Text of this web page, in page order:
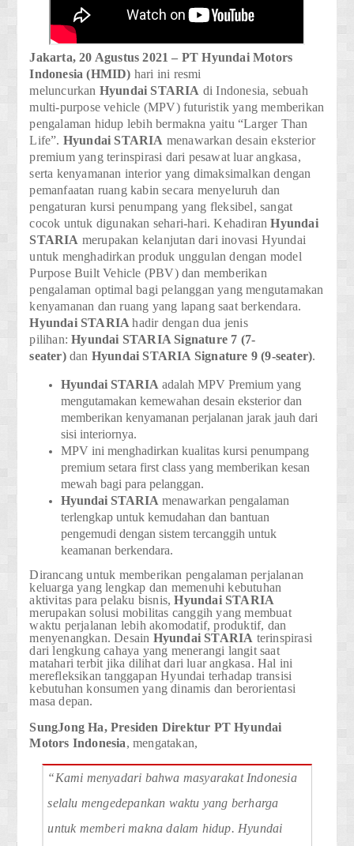
Jakarta, 20 Agustus 2021 – PT Hyundai Motors
Indonesia (HMID) hari ini resmi
meluncurkan Hyundai STARIA di Indonesia, sebuah
multi-purpose vehicle (MPV) futuristik yang memberikan
pengalaman hidup lebih bermakna yaitu“Larger Than
Life”. Hyundai STARIA menawarkan desain eksterior
premium yang terinspirasi dari pesawat luar angkasa,
serta kenyamanan interior yang dimaksimalkan dengan
pemanfaatan ruang kabin secara menyeluruh dan
pengaturan kursi penumpang yang fleksibel, sangat
cocok untuk digunakan sehari-hari. KehadiranHyundai
STARIA merupakan kelanjutan dari inovasi Hyundai
untuk menghadirkan produk unggulan dengan model
Purpose Built Vehicle (PBV) dan memberikan
pengalaman optimal bagi pelanggan yang mengutamakan
kenyamanan dan ruang yang lapang saat berkendara.
Hyundai STARIAhadir dengan dua jenis
pilihan:Hyundai STARIA Signature 7 (7-
seater)dan Hyundai STARIA Signature 9 (9-seater).
Hyundai STARIA adalah MPV Premium yang
mengutamakan kemewahan desain eksterior dan
memberikan kenyamanan perjalanan jarak jauh dari
sisi interiornya.
MPV ini menghadirkan kualitas kursi penumpang
premium setara first class yang memberikan kesan
mewah bagi para pelanggan.
Hyundai STARIA menawarkan pengalaman
terlengkap untuk kemudahan dan bantuan
pengemudi dengan sistem tercanggih untuk
keamanan berkendara.
Dirancang untuk memberikan pengalaman perjalanan
keluarga yang lengkap dan memenuhi kebutuhan
aktivitas para pelaku bisnis,Hyundai STARIA
merupakan solusi mobilitas canggih yang membuat
waktu perjalanan lebih akomodatif, produktif, dan
menyenangkan. Desain Hyundai STARIA terinspirasi
dari lengkung cahaya yang menerangi langit saat
matahari terbit jika dilihat dari luar angkasa. Hal ini
merefleksikan tanggapan Hyundai terhadap transisi
kebutuhan konsumen yang dinamis dan berorientasi
masa depan.
SungJong Ha, Presiden Direktur PT Hyundai
Motors Indonesia, mengatakan,
“Kami menyadari bahwa masyarakat Indonesia
selalu mengedepankan waktu yang berharga
untuk memberi makna dalam hidup. Hyundai